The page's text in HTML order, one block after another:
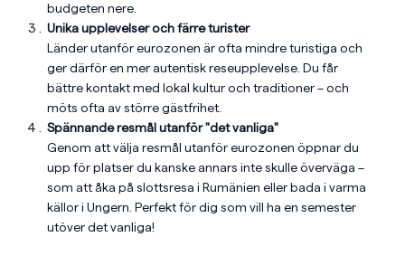
budgeten nere.
Unika upplevelser och färre turister
Länder utanför eurozonen är ofta mindre turistiga och
ger därför en mer autentisk reseupplevelse. Du får
bättre kontakt med lokal kultur och traditioner – och
möts ofta av större gästfrihet.
Spännande resmål utanför "det vanliga"
Genom att välja resmål utanför eurozonen öppnar du
upp för platser du kanske annars inte skulle överväga –
som att åka på slottsresa i Rumänien eller bada i varma
källor i Ungern. Perfekt för dig som vill ha en semester
utöver det vanliga!